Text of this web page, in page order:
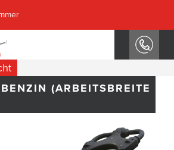
(ARBEITSBREITE